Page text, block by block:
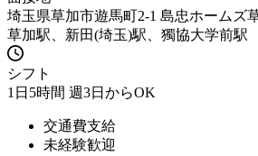
埼玉県草加市遊馬町2-1 島忠ホームズ
草加駅、新田(埼玉)駅、獨協大学前駅
シフト
1日5時間 週3日からOK
交通費支給
未経験歓迎